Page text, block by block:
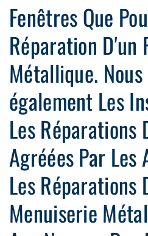
Fenêtres Que
Réparation D'un
Métallique.
également Les
Les Réparations
Agréées Par Les
Les Réparations
Menuiserie